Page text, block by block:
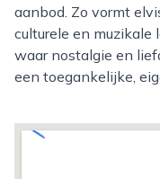
aanbod. Zo vormt
culturele en
waar nostalgie en
een toegankelijke,